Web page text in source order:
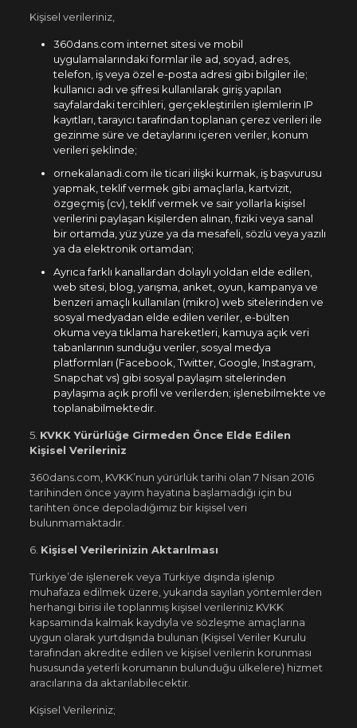
Kişisel verileriniz,
360dans.com internet sitesi ve mobil
uygulamalarındaki formlar ile ad, soyad, adres,
telefon, iş veya özel e-posta adresi gibi bilgiler ile;
kullanıcı adı ve şifresi kullanılarak giriş yapılan
sayfalardaki tercihleri, gerçekleştirilen işlemlerin IP
kayıtları, tarayıcı tarafından toplanan çerez verileri ile
gezinme süre ve detaylarını içeren veriler, konum
verileri şeklinde;
ornekalanadi.com ile ticari ilişki kurmak, iş başvurusu
yapmak, teklif vermek gibi amaçlarla, kartvizit,
özgeçmiş (cv), teklif vermek ve sair yollarla kişisel
verilerini paylaşan kişilerden alınan, fiziki veya sanal
bir ortamda, yüz yüze ya da mesafeli, sözlü veya yazılı
ya da elektronik ortamdan;
Ayrıca farklı kanallardan dolaylı yoldan elde edilen,
web sitesi, blog, yarışma, anket, oyun, kampanya ve
benzeri amaçlı kullanılan (mikro) web sitelerinden ve
sosyal medyadan elde edilen veriler, e-bülten
okuma veya tıklama hareketleri, kamuya açık veri
tabanlarının sunduğu veriler, sosyal medya
platformları (Facebook, Twitter, Google, Instagram,
Snapchat vs) gibi sosyal paylaşım sitelerinden
paylaşıma açık profil ve verilerden; işlenebilmekte ve
toplanabilmektedir.
5. KVKK Yürürlüğe Girmeden Önce Elde Edilen
Kişisel Verileriniz
360dans.com, KVKK’nun yürürlük tarihi olan 7 Nisan 2016
tarihinden önce yayım hayatına başlamadığı için bu
tarihten önce depoladığımız bir kişisel veri
bulunmamaktadır.
6. Kişisel Verilerinizin Aktarılması
Türkiye’de işlenerek veya Türkiye dışında işlenip
muhafaza edilmek üzere, yukarıda sayılan yöntemlerden
herhangi birisi ile toplanmış kişisel verileriniz KVKK
kapsamında kalmak kaydıyla ve sözleşme amaçlarına
uygun olarak yurtdışında bulunan (Kişisel Veriler Kurulu
tarafından akredite edilen ve kişisel verilerin korunması
hususunda yeterli korumanın bulunduğu ülkelere) hizmet
aracılarına da aktarılabilecektir.
Kişisel Verileriniz;